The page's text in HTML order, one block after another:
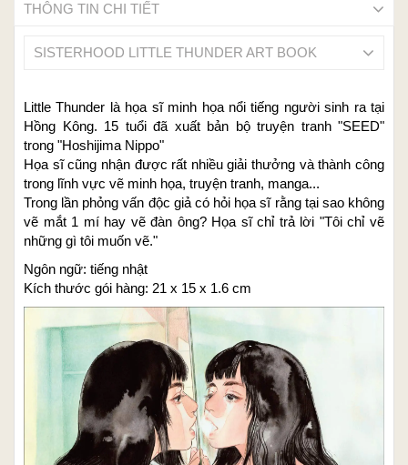
THÔNG TIN CHI TIẾT
SISTERHOOD LITTLE THUNDER ART BOOK
Little Thunder là họa sĩ minh họa nổi tiếng người sinh ra tại
Hồng Kông. 15 tuổi đã xuất bản bộ truyện tranh "SEED"
trong "Hoshijima Nippo"
Họa sĩ cũng nhận được rất nhiều giải thưởng và thành công
trong lĩnh vực vẽ minh họa, truyện tranh, manga...
Trong lần phỏng vấn độc giả có hỏi họa sĩ rằng tại sao không
vẽ mắt 1 mí hay vẽ đàn ông? Họa sĩ chỉ trả lời "Tôi chỉ vẽ
những gì tôi muốn vẽ."
Ngôn ngữ: tiếng nhật
Kích thước gói hàng: 21 x 15 x 1.6 cm